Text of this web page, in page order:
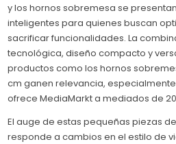
y los hornos sobremesa se
inteligentes para quienes buscan
sacrificar funcionalidades. La
tecnológica, diseño compacto y
productos como los hornos
cm ganen relevancia,
ofrece MediaMarkt a mediados de
El auge de estas pequeñas piezas
responde a cambios en el estilo de